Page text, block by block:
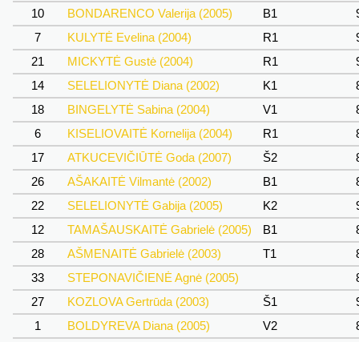
10
BONDARENCO Valerija (2005) B1
7
KULYTĖ Evelina (2004) R1
21
MICKYTĖ Gustė (2004) R1
14
SELELIONYTĖ Diana (2002) K1
18
BINGELYTĖ Sabina (2004) V1
6
KISELIOVAITĖ Kornelija (2004) R1
17
ATKUCEVIČIŪTĖ Goda (2007) Š2
26
AŠAKAITĖ Vilmantė (2002) B1
22
SELELIONYTĖ Gabija (2005) K2
12
TAMAŠAUSKAITĖ Gabrielė (2005) B1
28
AŠMENAITĖ Gabrielė (2003) T1
33
STEPONAVIČIENĖ Agnė (2005)
27
KOZLOVA Gertrūda (2003) Š1
1
BOLDYREVA Diana (2005) V2